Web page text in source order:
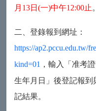
月 13日(一)中午12:00止。
二、登錄報到網址：
https://ap2.pccu.edu.tw/
kind=01 ，輸入「准考
生年月日」後登記報
記結果。